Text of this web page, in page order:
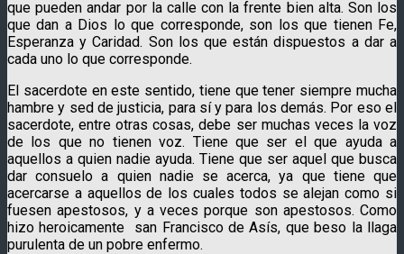
que pueden andar por la calle con la frente bien alta. Son los
que dan a Dios lo que corresponde, son los que tienen Fe,
Esperanza y Caridad. Son los que están dispuestos a dar a
cada uno lo que corresponde.
El sacerdote en este sentido, tiene que tener siempre mucha
hambre y sed de justicia, para sí y para los demás. Por eso el
sacerdote, entre otras cosas, debe ser muchas veces la voz
de los que no tienen voz. Tiene que ser el que ayuda a
aquellos a quien nadie ayuda. Tiene que ser aquel que busca
dar consuelo a quien nadie se acerca, ya que tiene que
acercarse a aquellos de los cuales todos se alejan como si
fuesen apestosos, y a veces porque son apestosos. Como
hizo heroicamente san Francisco de Asís, que beso la llaga
purulenta de un pobre enfermo.